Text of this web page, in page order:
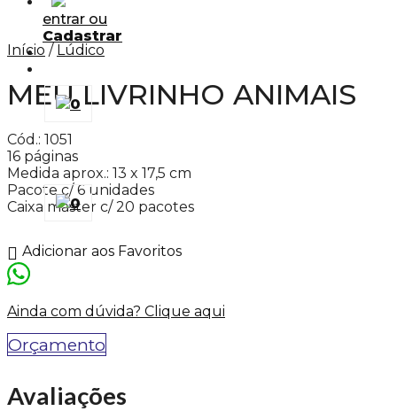
entrar ou
Cadastrar
0
0
Início / Lúdico
MEU LIVRINHO ANIMAIS
Cód.: 1051
16 páginas
Medida aprox.: 13 x 17,5 cm
Pacote c/ 6 unidades
Caixa master c/ 20 pacotes
Adicionar aos Favoritos
Ainda com dúvida? Clique aqui
Orçamento
Avaliações